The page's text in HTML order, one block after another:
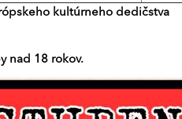
kultúrneho dedičstva
nad 18 rokov.